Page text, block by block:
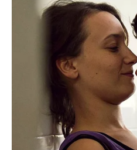
obnoviti kontakte sa dragim
JUL DONOSI
ĆETE PAMTITI
Dragi Ovnovi, pred vama je
poslednje vreme. Radost
već duboka i iskrena.
menja u vašu korist i da se